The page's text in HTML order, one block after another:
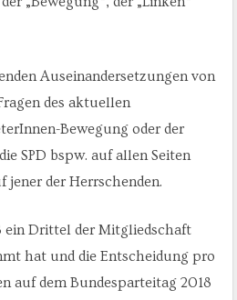
Auseinandersetzungen von
des aktuellen
Bewegung oder der
SPD bspw. auf allen Seiten
jener der Herrschenden.
ein Drittel der Mitgliedschaft
hat und die Entscheidung pro
auf dem Bundesparteitag 2018